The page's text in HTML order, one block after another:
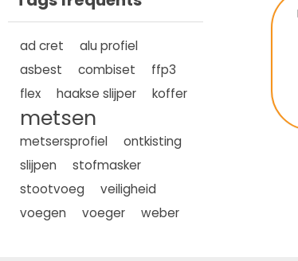
ad cret
alu profiel
asbest
combiset
ffp3
flex
haakse slijper koffer
metsen
metsersprofiel
ontkisting
slijpen
stofmasker
stootvoeg
veiligheid
voegen
voeger weber